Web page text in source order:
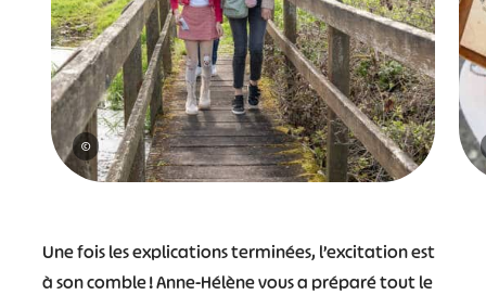
©
Une fois les explications terminées, l’excitation est
à son comble ! Anne-Hélène vous a préparé tout le